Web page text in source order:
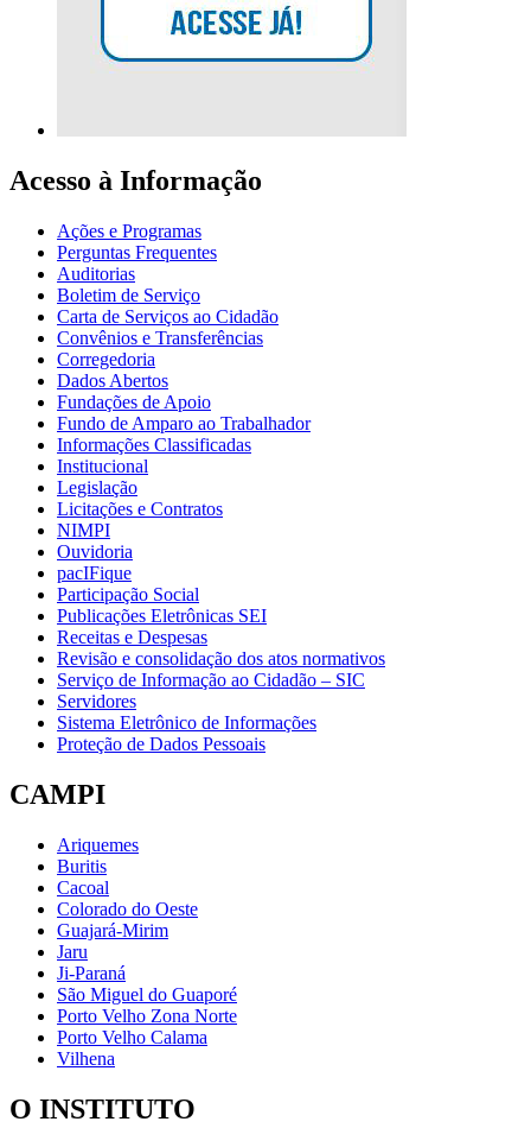
Acesso à Informação
Ações e Programas
Perguntas Frequentes
Auditorias
Boletim de Serviço
Carta de Serviços ao Cidadão
Convênios e Transferências
Corregedoria
Dados Abertos
Fundações de Apoio
Fundo de Amparo ao Trabalhador
Informações Classificadas
Institucional
Legislação
Licitações e Contratos
NIMPI
Ouvidoria
pacIFique
Participação Social
Publicações Eletrônicas SEI
Receitas e Despesas
Revisão e consolidação dos atos normativos
Serviço de Informação ao Cidadão – SIC
Servidores
Sistema Eletrônico de Informações
Proteção de Dados Pessoais
CAMPI
Ariquemes
Buritis
Cacoal
Colorado do Oeste
Guajará-Mirim
Jaru
Ji-Paraná
São Miguel do Guaporé
Porto Velho Zona Norte
Porto Velho Calama
Vilhena
O INSTITUTO